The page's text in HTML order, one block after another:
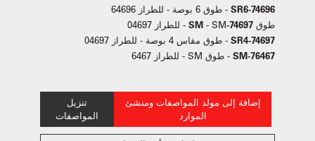
74696-SR6
- طوق 6 بوصة - للطراز 64696
طوق 74697-SM - SM - للطراز 04697
74697-SR4
- طوق مقاس 4 بوصة - للطراز 04697
76467-SM
- طوق SM - للطراز 6467
إضافة إلى مولد المواصفات ومنشئ
الموارد
تنزيل
المواصفات